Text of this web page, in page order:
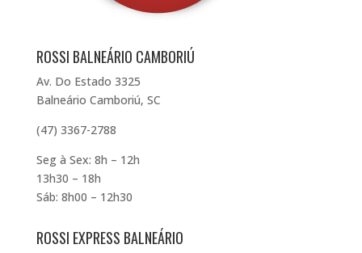
ROSSI BALNEÁRIO CAMBORIÚ
Av. Do Estado 3325
Balneário Camboriú, SC
(47) 3367-2788
Seg à Sex: 8h – 12h
13h30 – 18h
Sáb: 8h00 – 12h30
ROSSI EXPRESS BALNEÁRIO